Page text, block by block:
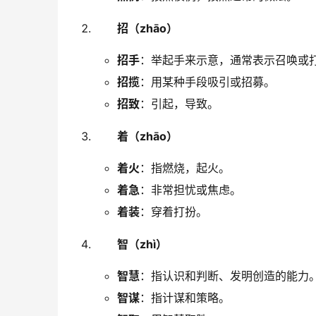
招（zhāo）
招手：举起手来示意，通常表示召唤或
招揽：用某种手段吸引或招募。
招致：引起，导致。
着（zhāo）
着火 ：指燃烧，起火。
着急 ：非常担忧或焦虑。
着装：穿着打扮。
智（zhì）
智慧 ：指认识和判断、发明创造的能力。
智谋：指计谋和策略。